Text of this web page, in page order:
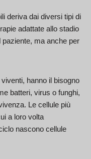
deriva dai diversi tipi di
adattate allo stadio
ma anche per
hanno il bisogno
batteri, virus o funghi,
Le cellule più
a loro volta
nascono cellule